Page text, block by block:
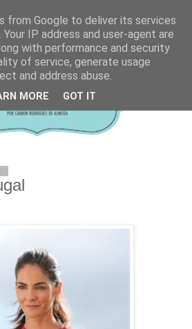
from Google to deliver its services
IP address and user-agent are
with performance and security
of service, generate usage
and address abuse.
MORE GOT IT